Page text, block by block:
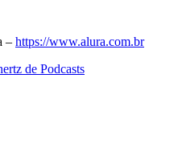
– https://www.alura.com.br
de Podcasts